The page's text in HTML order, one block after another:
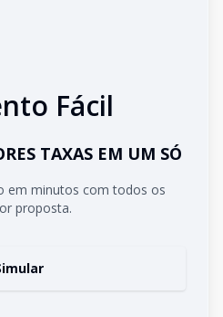
Fácil
TAXAS EM UM SÓ
em minutos com todos os
proposta.